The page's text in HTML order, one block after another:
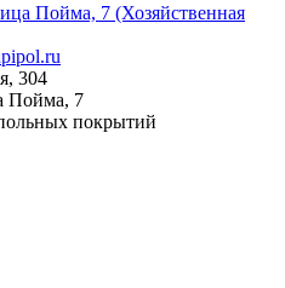
Пойма, 7 (Хозяйственная
304
Пойма, 7
покрытий